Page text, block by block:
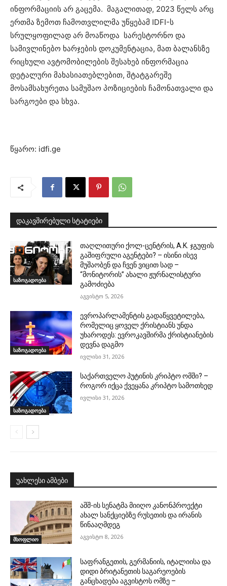
ინფორმაციის არ გაცემა. მაგალითად, 2023 წელს არც
ერთმა ზემოთ ჩამოთვლილმა უწყებამ IDFI-ს
სრულყოფილად არ მოაწოდა სარესტორნო და
სამივლინებო ხარჯების დოკუმენტაცია, მათ ბალანსზე
რიცხული ავტომობილების შესახებ ინფორმაცია
დეტალური მახასიათებლებით, შტატგარეშე
მოსამსახურეთა სამუშაო პოზიციების ჩამონათვალი და
სარგოები და სხვა.
წყარო: idfi.ge
დაკავშირებული სტატიები
საზოგადოება
თაღლითური ქოლ-ცენტრის, A.K. ჯგუფის
გაშიფრული აგენტები? – ისინი ისევ
მუშაობენ და ჩვენ ვიცით სად –
“მონიტორის” ახალი ჟურნალისტური
გამოძიება
აგვისტო 5, 2026
საზოგადოება
ევროპარლამენტის გადაწყვეტილება,
რომელიც ყოველ ქრისტიანს უნდა
უხაროდეს: ევროკავშირმა ქრისტიანების
დევნა დაგმო
ივლისი 31, 2026
საზოგადოება
საქართველო პუტინის კრიპტო ომში? –
როგორ იქცა ქვეყანა კრიპტო სამოთხედ
ივლისი 31, 2026
უახლესი ამბები
მსოფლიო
აშშ-ის სენატმა მიიღო კანონპროექტი
ახალ სანქციებზე რუსეთის და ირანის
წინააღმდეგ
აგვისტო 8, 2026
საფრანგეთის, გერმანიის, იტალიისა და
დიდი ბრიტანეთის საგარეოების
განცხადება აგვისტოს ომზე –